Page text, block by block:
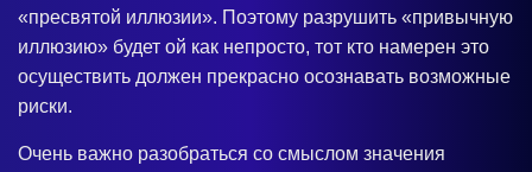
«пресвятой иллюзии». Поэтому разрушить «привычную
иллюзию» будет ой как непросто, тот кто намерен это
осуществить должен прекрасно осознавать возможные
риски.
Очень важно разобраться со смыслом значения